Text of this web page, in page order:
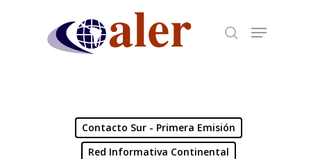
Contacto Sur - Primera Emisión
Red Informativa Continental